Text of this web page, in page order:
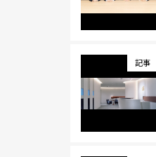
記事